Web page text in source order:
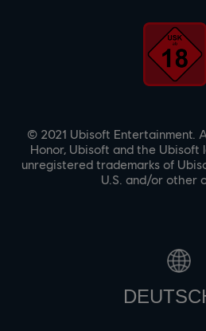
© 2021 Ubisoft Entertainment.
Honor, Ubisoft and the
unregistered trademarks of
U.S. and/or other